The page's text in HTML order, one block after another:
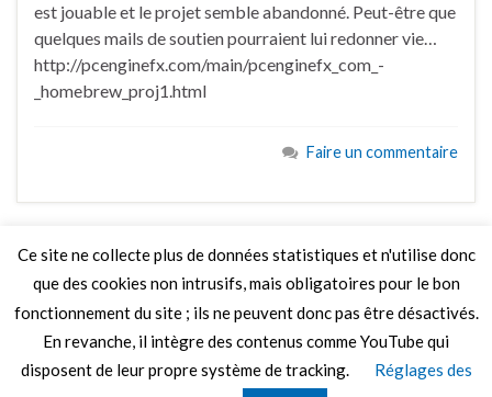
est jouable et le projet semble abandonné. Peut-être que
quelques mails de soutien pourraient lui redonner vie…
http://pcenginefx.com/main/pcenginefx_com_-
_homebrew_proj1.html
Faire un commentaire
LIRE PLUS
Ce site ne collecte plus de données statistiques et n'utilise donc
que des cookies non intrusifs, mais obligatoires pour le bon
fonctionnement du site ; ils ne peuvent donc pas être désactivés.
En revanche, il intègre des contenus comme YouTube qui
disposent de leur propre système de tracking.
Réglages des